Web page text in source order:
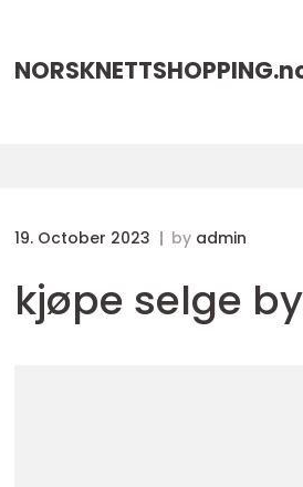
NORSKNETTSHOPPING.
19. October 2023 by admin
kjøpe selge